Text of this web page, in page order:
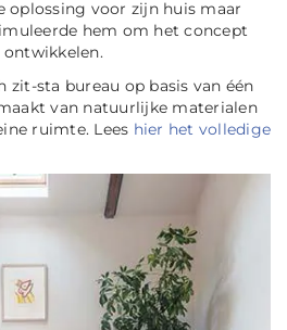
oplossing voor zijn huis maar
hem om het concept
ontwikkelen.
zit-sta bureau op basis van één
van natuurlijke materialen
ruimte. Lees hier het volledige